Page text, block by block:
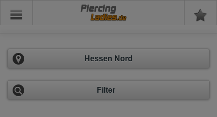
Piercing
Hessen Nord
Filter